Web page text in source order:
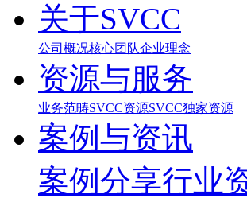
关于SVCC
公司概况核心团队企业理念
资源与服务
业务范畴SVCC资源SVCC独家资源
案例与资讯
案例分享行业